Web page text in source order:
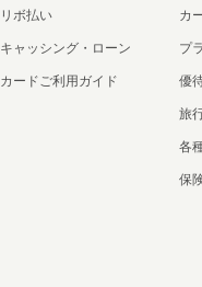
リボ払い
キャッシング・ローン
カードご利用ガイド
カ
プ
優
旅
各
保